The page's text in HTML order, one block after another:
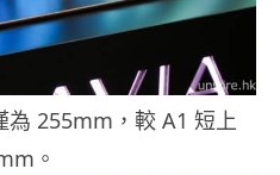
255mm，較 A1 短上
。